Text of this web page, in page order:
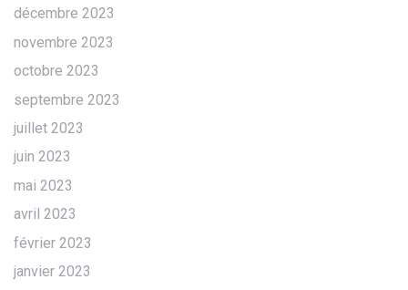
décembre 2023
novembre 2023
octobre 2023
septembre 2023
juillet 2023
juin 2023
mai 2023
avril 2023
février 2023
janvier 2023